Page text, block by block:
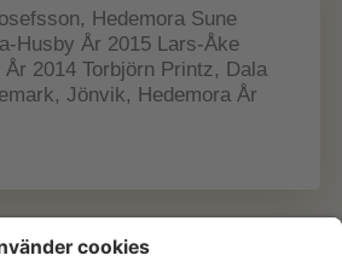
Hedemora Sune
Husby År 2015 Lars-Åke
2014 Torbjörn Printz, Dala
Jönvik, Hedemora År